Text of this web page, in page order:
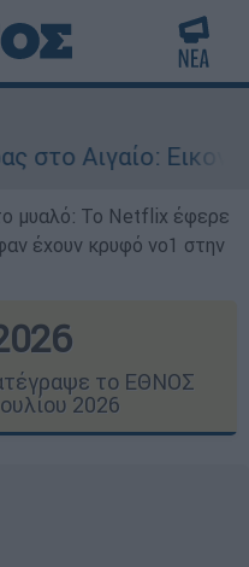
μυαλό: Το Netflix έφερε
έχουν κρυφό νο1 στην
το ΕΘΝΟΣ
2026